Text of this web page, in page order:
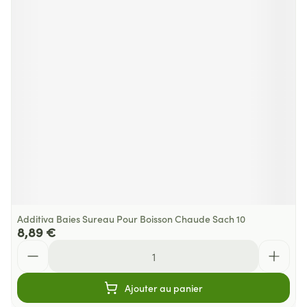
Additiva Baies Sureau Pour Boisson Chaude Sach 10
8,89 €
Ajouter au panier